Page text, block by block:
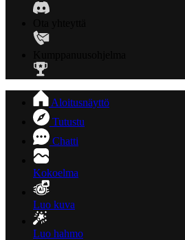
Aloitusnäyttö
Tutustu
Chatti
Kokoelma
Luo kuva
Luo hahmo